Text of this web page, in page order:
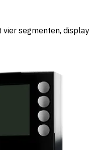
segmenten, display